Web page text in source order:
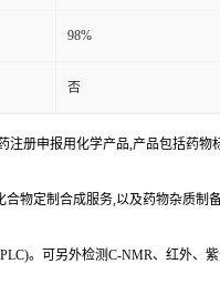
98%
否
注册申报用化学产品,产品包括药
物定制合成服务,以及药物杂质制
。可另外检测C-NMR、红外、